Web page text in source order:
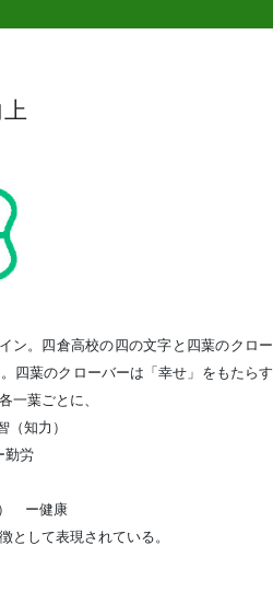
ン。 四倉高校の四の文字と四葉のクロー
四葉のクローバーは「幸せ」をもたらす
一葉ごとに、
知力）
労
ー健康
として表現されている。